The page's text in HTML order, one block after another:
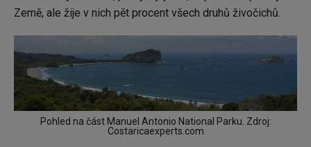
Země, ale žije v nich pět procent všech druhů živočichů.
Pohled na část Manuel Antonio National Parku. Zdroj:
Costaricaexperts.com